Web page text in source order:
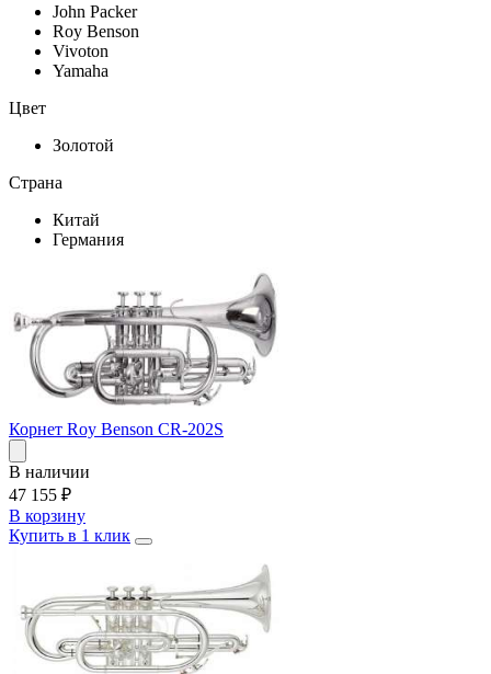
John Packer
Roy Benson
Vivoton
Yamaha
Цвет
Золотой
Страна
Китай
Германия
Корнет Roy Benson CR-202S
В наличии
47 155 ₽
В корзину
Купить в 1 клик